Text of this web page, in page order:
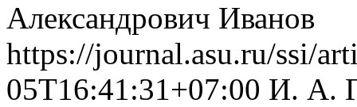
Александрович Иванов
https://journal.asu.ru/ssi/
05T16:41:31+07:00 И. А.